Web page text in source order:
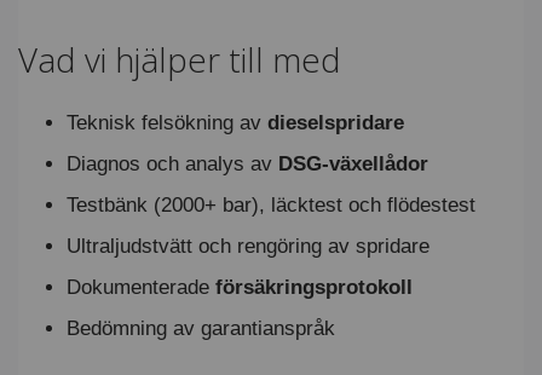
Vad vi hjälper till med
Teknisk felsökning av dieselspridare
Diagnos och analys av DSG-växellådor
Testbänk (2000+ bar), läcktest och flödestest
Ultraljudstvätt och rengöring av spridare
Dokumenterade försäkringsprotokoll
Bedömning av garantianspråk